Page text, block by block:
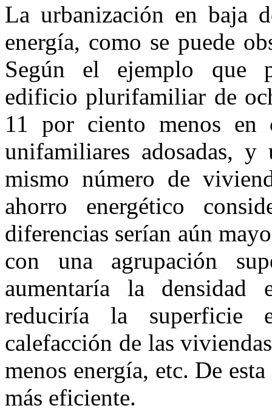
La urbanización en baja
energía, como se puede
Según el ejemplo que
edificio plurifamiliar de
11 por ciento menos en
unifamiliares adosadas,
mismo número de
ahorro energético
diferencias serían aún
con una agrupación
aumentaría la
reduciría la superficie
calefacción de las
menos energía, etc. De
más eficiente.